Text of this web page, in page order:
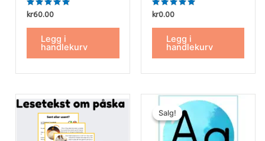
Vurdert
4.80
av 5
kr60.00
Legg i
handlekurv
Vurdert
5.00
av 5
kr0.00
Legg i
handlekurv
Salg!
Salg!
Opprinnelig
pris
var:
kr249.00.
Nåværende
pris
kr189.00.